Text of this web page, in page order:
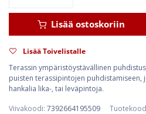
Lisää ostoskoriin
Lisää Toivelistalle
Terassin ympäristöystävällinen
puisten terassipintojen
hankalia lika-, tai leväpintoja.
Viivakoodi: 7392664195509